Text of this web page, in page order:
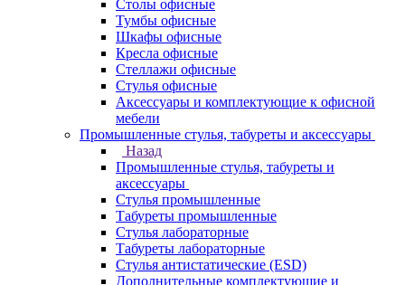
Столы офисные
Тумбы офисные
Шкафы офисные
Кресла офисные
Стеллажи офисные
Стулья офисные
Аксессуары и комплектующие к офисной
мебели
Промышленные стулья, табуреты и аксессуары
Назад
Промышленные стулья, табуреты и
аксессуары
Стулья промышленные
Табуреты промышленные
Стулья лабораторные
Табуреты лабораторные
Стулья антистатические (ESD)
Дополнительные комплектующие и